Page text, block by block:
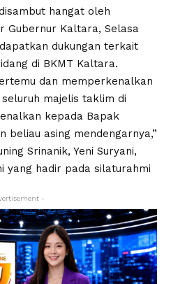
hangat oleh
Gubernur Kaltara, Selasa
dukungan terkait
di BKMT Kaltara.
dan memperkenalkan
majelis taklim di
kepada Bapak
beliau asing mendengarnya,”
Srinanik, Yeni Suryani,
yang hadir pada silaturahmi
-